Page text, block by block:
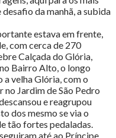
da manhã, a subida
estava em frente,
com cerca de 270
Calçada do Glória,
Bairro Alto, o longo
velha Glória, com o
Jardim de São Pedro
e reagrupou
dos mesmo se via o
tão fortes pedaladas.
até ao Príncipe